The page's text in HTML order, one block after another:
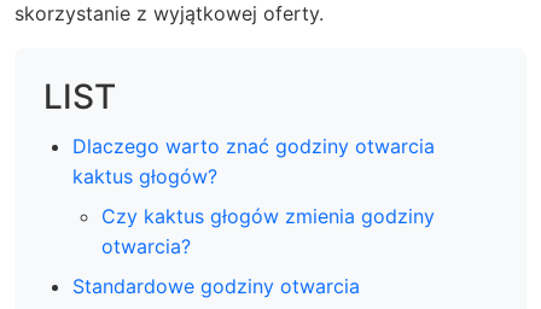
skorzystanie z wyjątkowej oferty.
LIST
Dlaczego warto znać godziny otwarcia
kaktus głogów?
Czy kaktus głogów zmienia godziny
otwarcia?
Standardowe godziny otwarcia